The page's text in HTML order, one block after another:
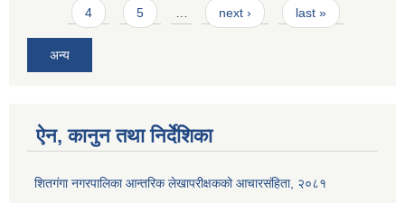
4 5 … next › last »
अन्य
ऐन, कानुन तथा निर्देशिका
शितगंगा नगरपालिका आन्तरिक लेखापरीक्षकको आचारसंहिता, २०८१